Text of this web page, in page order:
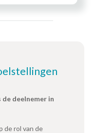
deelnemer in
de rol van de